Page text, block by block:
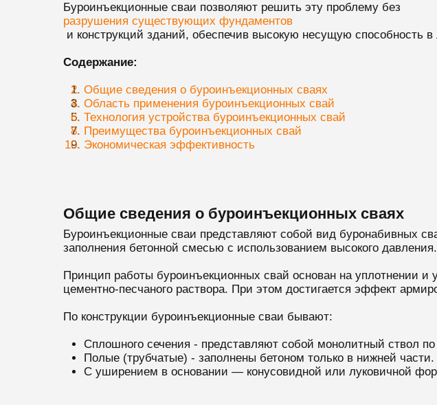
Буроинъекционные сваи позволяют решить эту проблему без
разрушения существующих фундаментов
и конструкций зданий, обеспечив высокую несущую способность
Содержание:
Общие сведения о буроинъекционных сваях
Область применения буроинъекционных свай
Технология устройства буроинъекционных свай
Преимущества буроинъекционных свай
Экономическая эффективность
Общие сведения о буроинъекционных сваях
Буроинъекционные сваи представляют собой вид буронабивных
заполнения бетонной смесью с использованием высокого давления.
Принцип работы буроинъекционных свай основан на уплотнении и
цементно-песчаного раствора. При этом достигается эффект
По конструкции буроинъекционные сваи бывают:
Сплошного сечения - представляют собой монолитный ствол
Полые (трубчатые) - заполнены бетоном только в нижней части.
С уширением в основании — конусовидной или луковичной